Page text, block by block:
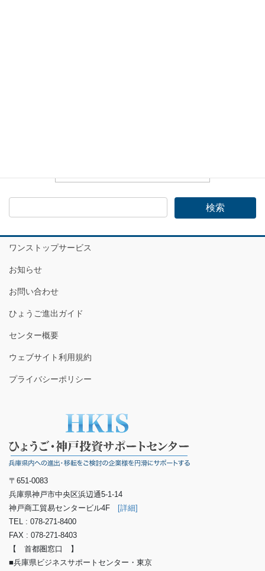
ワンストップサービス
お知らせ
お問い合わせ
ひょうご進出ガイド
センター概要
ウェブサイト利用規約
プライバシーポリシー
〒651-0083
兵庫県神戸市中央区浜辺通5-1-14
神戸商工貿易センタービル4F
[詳細]
TEL : 078-271-8400
FAX : 078-271-8403
【 首都圏窓口 】
■兵庫県ビジネスサポートセンター・東京